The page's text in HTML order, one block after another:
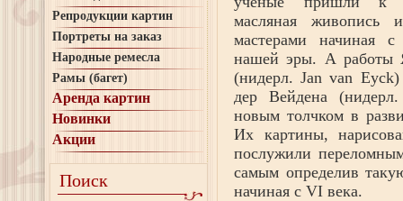
Репродукции картин
Портреты на заказ
Народные ремесла
Рамы (багет)
Аренда картин
Новинки
Акции
Поиск
масляная живопись
мастерами начиная
нашей эры. А работы
(нидерл. Jan van
дер Вейдена
новым толчком в
Их картины,
послужили
самым определив
начиная с VI века.